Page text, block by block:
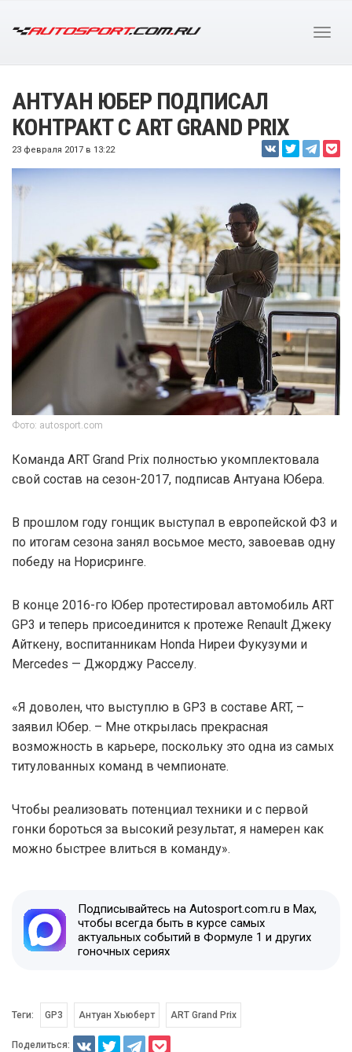
АНТУАН ЮБЕР ПОДПИСАЛ
КОНТРАКТ С ART GRAND PRIX
23 февраля 2017 в 13:22
Фото: autosport.com
Команда ART Grand Prix полностью укомплектовала
свой состав на сезон-2017, подписав Антуана Юбера.
В прошлом году гонщик выступал в европейской Ф3 и
по итогам сезона занял восьмое место, завоевав одну
победу на Норисринге.
В конце 2016-го Юбер протестировал автомобиль ART
GP3 и теперь присоединится к протеже Renault Джеку
Айткену, воспитанникам Honda Ниреи Фукузуми и
Mercedes — Джорджу Расселу.
«Я доволен, что выступлю в GP3 в составе ART, –
заявил Юбер. – Мне открылась прекрасная
возможность в карьере, поскольку это одна из самых
титулованных команд в чемпионате.
Чтобы реализовать потенциал техники и с первой
гонки бороться за высокий результат, я намерен как
можно быстрее влиться в команду».
Подписывайтесь на Autosport.com.ru в Max,
чтобы всегда быть в курсе самых
актуальных событий в Формуле 1 и других
гоночных сериях
Теги: GP3 Антуан Хьюберт ART Grand Prix
Поделиться: